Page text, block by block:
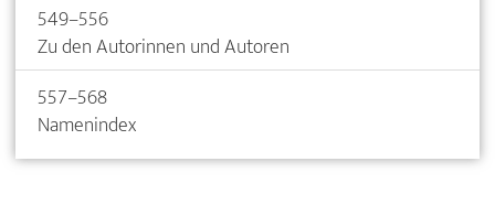
549–556
Zu den Autorinnen und Autoren
557–568
Namenindex